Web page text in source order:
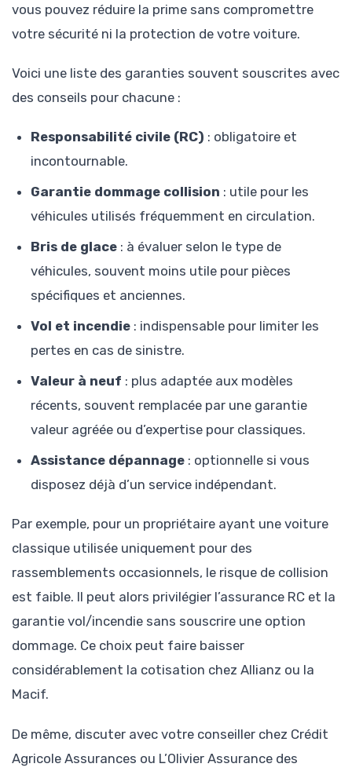
vous pouvez réduire la prime sans compromettre
votre sécurité ni la protection de votre voiture.
Voici une liste des garanties souvent souscrites avec
des conseils pour chacune :
Responsabilité civile (RC) : obligatoire et
incontournable.
Garantie dommage collision : utile pour les
véhicules utilisés fréquemment en circulation.
Bris de glace : à évaluer selon le type de
véhicules, souvent moins utile pour pièces
spécifiques et anciennes.
Vol et incendie : indispensable pour limiter les
pertes en cas de sinistre.
Valeur à neuf : plus adaptée aux modèles
récents, souvent remplacée par une garantie
valeur agréée ou d’expertise pour classiques.
Assistance dépannage : optionnelle si vous
disposez déjà d’un service indépendant.
Par exemple, pour un propriétaire ayant une voiture
classique utilisée uniquement pour des
rassemblements occasionnels, le risque de collision
est faible. Il peut alors privilégier l’assurance RC et la
garantie vol/incendie sans souscrire une option
dommage. Ce choix peut faire baisser
considérablement la cotisation chez Allianz ou la
Macif.
De même, discuter avec votre conseiller chez Crédit
Agricole Assurances ou L’Olivier Assurance des